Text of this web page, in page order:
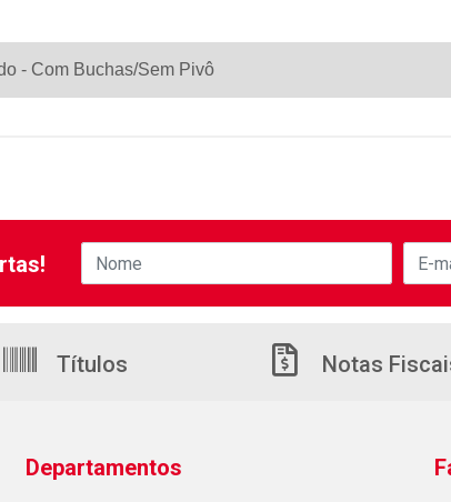
- Com Buchas/Sem Pivô
Títulos Notas
Departamentos